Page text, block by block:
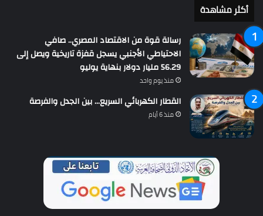
أكثر مشاهدة
رسالة قوة من الاقتصاد المصري.. صافي
الاحتياطي الأجنبي يسجل قفزة تاريخية ويصل إلى
56.29 مليار دولار بنهاية يوليو
منذ يوم واحد
القطار الكهربائي السريع… بين الجدل والفرصة
منذ 6 أيام